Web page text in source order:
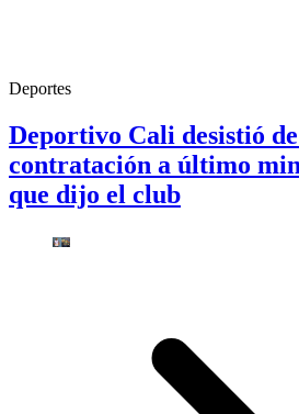
Deportes
Deportivo Cali desistió
contratación a último
que dijo el club